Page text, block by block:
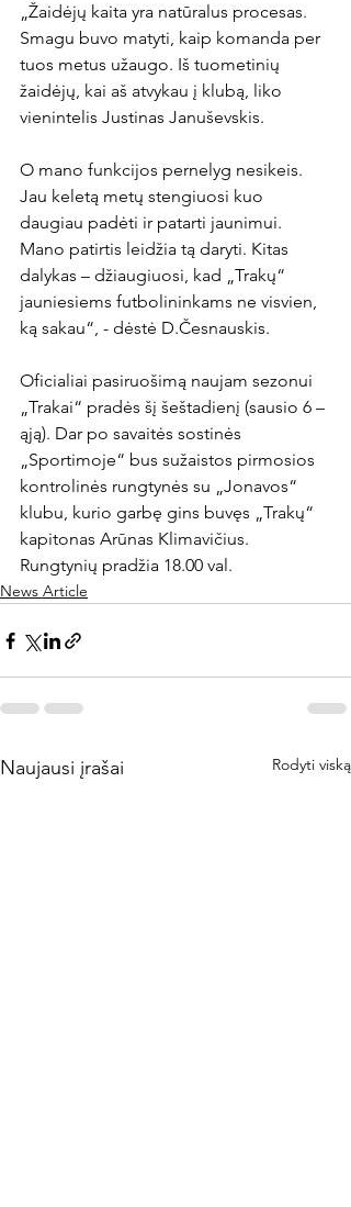
„Žaidėjų kaita yra natūralus procesas.
Smagu buvo matyti, kaip komanda per
tuos metus užaugo. Iš tuometinių
žaidėjų, kai aš atvykau į klubą, liko
vienintelis Justinas Januševskis.
O mano funkcijos pernelyg nesikeis.
Jau keletą metų stengiuosi kuo
daugiau padėti ir patarti jaunimui.
Mano patirtis leidžia tą daryti. Kitas
dalykas – džiaugiuosi, kad „Trakų“
jauniesiems futbolininkams ne visvien,
ką sakau“, - dėstė D.Česnauskis.
Oficialiai pasiruošimą naujam sezonui
„Trakai“ pradės šį šeštadienį (sausio 6 –
ąją). Dar po savaitės sostinės
„Sportimoje“ bus sužaistos pirmosios
kontrolinės rungtynės su „Jonavos“
klubu, kurio garbę gins buvęs „Trakų“
kapitonas Arūnas Klimavičius.
Rungtynių pradžia 18.00 val.
News Article
Naujausi įrašai Rodyti viską